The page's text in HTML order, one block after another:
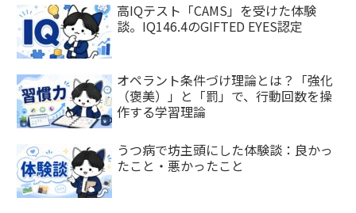
高IQテスト「CAMS」を受けた体験
談。IQ146.4のGIFTED EYES認定
オペラント条件づけ理論とは？「強化
（褒美）」と「罰」で、行動回数を操
作する学習理論
うつ病で坊主頭にした体験談：良かっ
たこと・悪かったこと